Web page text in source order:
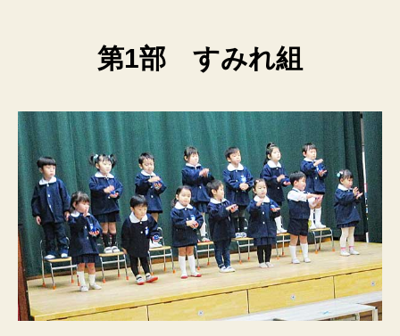
第1部 すみれ組